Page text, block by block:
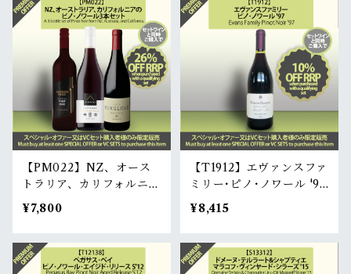
【PM022】NZ、オース
トラリア、カリフォルニア
のピノ･ノワール3本セッ
ト (赤3本) | A 3-bottle s
et of Pinot Noir from N
Z, Australia, and Califo
rnia (3red)
¥7,800
【T1912】エヴァンスファ
ミリー･ピノ･ノワール '97
| Evans Family Pinot N
oir '97
¥8,415